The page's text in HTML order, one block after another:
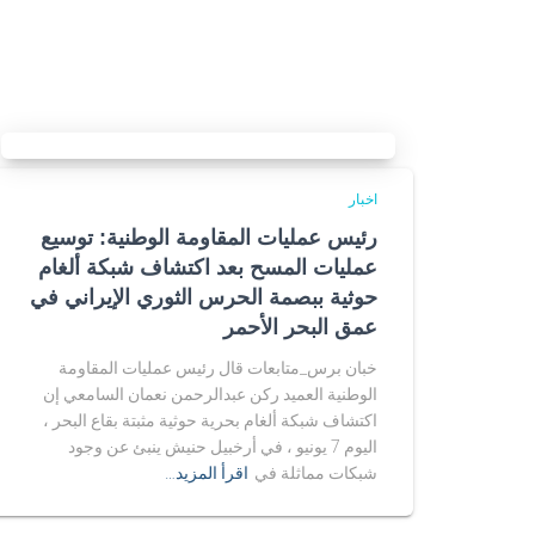
اخبار
رئيس عمليات المقاومة الوطنية: توسيع
عمليات المسح بعد اكتشاف شبكة ألغام
حوثية ببصمة الحرس الثوري الإيراني في
عمق البحر الأحمر
خبان برس_متابعات قال رئيس عمليات المقاومة
الوطنية العميد ركن عبدالرحمن نعمان السامعي إن
اكتشاف شبكة ألغام بحرية حوثية مثبتة بقاع البحر ،
اليوم 7 يونيو ، في أرخبيل حنيش ينبئ عن وجود
شبكات مماثلة في اقرأ المزيد…